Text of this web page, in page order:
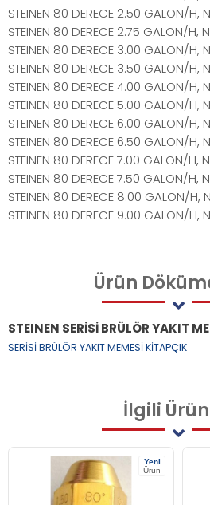
STEINEN 80 DERECE 2.50 GALON/H,
STEINEN 80 DERECE 2.75 GALON/H,
STEINEN 80 DERECE 3.00 GALON/H,
STEINEN 80 DERECE 3.50 GALON/H,
STEINEN 80 DERECE 4.00 GALON/H,
STEINEN 80 DERECE 5.00 GALON/H,
STEINEN 80 DERECE 6.00 GALON/H,
STEINEN 80 DERECE 6.50 GALON/H,
STEINEN 80 DERECE 7.00 GALON/H,
STEINEN 80 DERECE 7.50 GALON/H,
STEINEN 80 DERECE 8.00 GALON/H,
STEINEN 80 DERECE 9.00 GALON/H,
Ürün
STEINEN SERİSİ BRÜLÖR YAKIT
SERİSİ BRÜLÖR YAKIT MEMESİ KİTAPÇIK
İlgili
Yeni
Ürün